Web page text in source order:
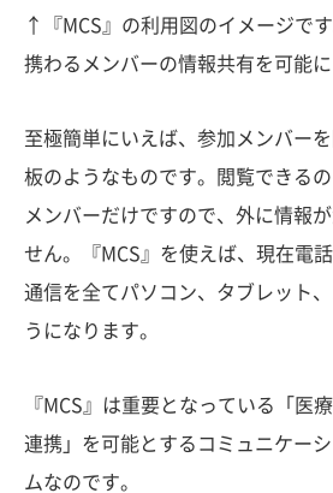
↑『MCS』の利用図のイメージで
携わるメンバーの情報共有を可能に
至極簡単にいえば、参加メンバー
板のようなものです。閲覧できる
メンバーだけですので、外に情報
せん。『MCS』を使えば、現在電
通信を全てパソコン、タブレット
うになります。
『MCS』は重要となっている「医
連携」を可能とするコミュニケー
ムなのです。